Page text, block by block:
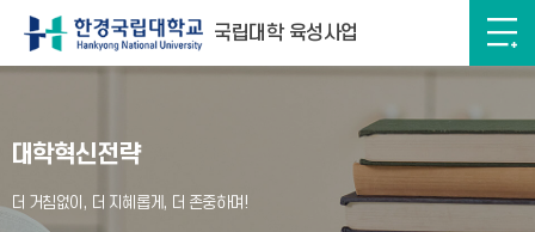
국립대학 육성사업
대학혁신전략